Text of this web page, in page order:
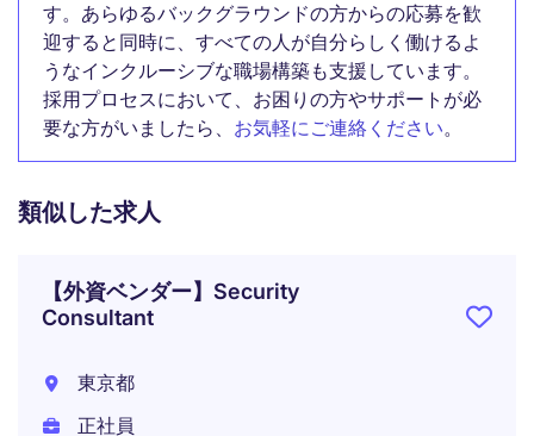
す。あらゆるバックグラウンドの方からの応募を歓
迎すると同時に、すべての人が自分らしく働けるよ
うなインクルーシブな職場構築も支援しています。
採用プロセスにおいて、お困りの方やサポートが必
要な方がいましたら、 お気軽にご連絡ください。
類似した求人
【外資ベンダー】Security
Consultant
東京都
正社員